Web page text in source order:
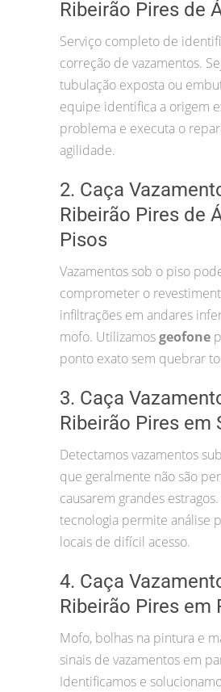
Ribeirão Pires de
Serviço completo de
correção de vazamentos.
tubulação exposta ou
equipe identifica a origem
problema e executa o
agilidade.
2. Caça
Ribeirão Pires de
Pisos
Vazamentos sob o piso
comprometer o
infiltrações em andares
mofo. Utilizamosgeofone
ponto exato sem quebrar
3. Caça
Ribeirão Pires em
Detectamos vazamentos
que geralmente não são
causarem grandes estragos.
tecnologia permite análise
locais de difícil acesso.
4. Caça
Ribeirão Pires em
Mofo, bolhas na pintura e
sinais de vazamentos em
Identificamos e